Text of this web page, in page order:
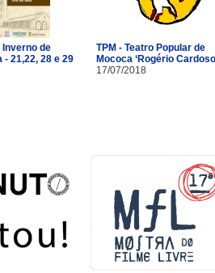
Inverno de
- 21,22, 28 e 29
TPM - Teatro Popular de
Mococa ‘Rogério
17/07/2018